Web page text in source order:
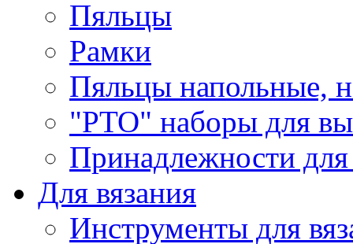
Пяльцы
Рамки
Пяльцы напольные,
"РТО" наборы для
Принадлежности
Для вязания
Инструменты для